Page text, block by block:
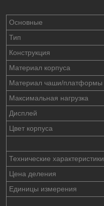
Основные
Тип
Конструкция
Материал корпуса
Материал чаши/платформы
Максимальная нагрузка
Дисплей
Цвет корпуса
Технические характеристики
Цена деления
Единицы измерения